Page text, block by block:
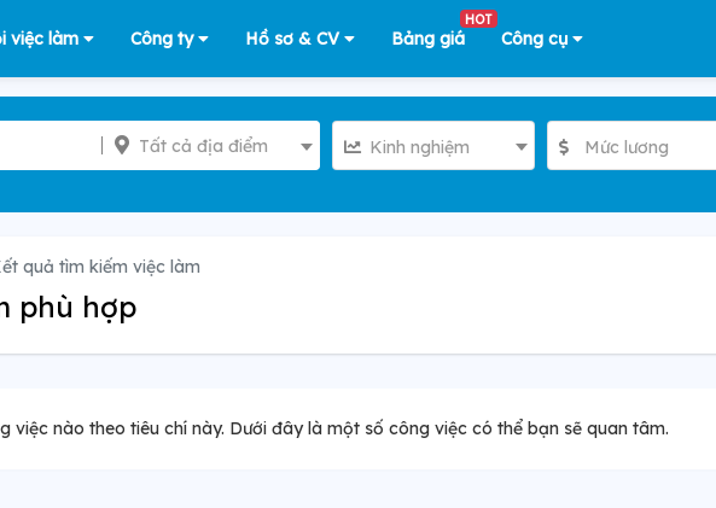
việc làm Công ty Hồ sơ & CV Bảng giá
HOT
Công cụ
Tất cả địa điểm Kinh nghiệm Mức lương
quả tìm kiếm việc làm
phù hợp
việc nào theo tiêu chí này. Dưới đây là một số công việc có thể bạn sẽ quan tâm.